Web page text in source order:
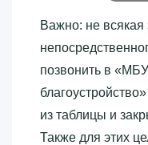
Важно: не всякая
позвонить в
из таблицы и
Также для этих